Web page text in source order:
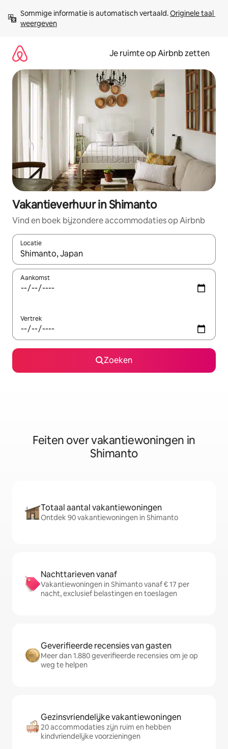
direct
naar
Sommige informatie is automatisch vertaald. Originele taal
weergeven
Je ruimte op Airbnb zetten
Vakantieverhuur in Shimanto
Vind en boek bijzondere accommodaties op Airbnb
Locatie
Wanneer er suggesties beschikbaar zijn, maak je een keuze
Aankomst
Vertrek
Zoeken
Feiten over vakantiewoningen in
Shimanto
Totaal aantal vakantiewoningen
Ontdek 90 vakantiewoningen in Shimanto
Nachttarieven vanaf
Vakantiewoningen in Shimanto vanaf € 17 per
nacht, exclusief belastingen en toeslagen
Geverifieerde recensies van gasten
Meer dan 1.880 geverifieerde recensies om je op
weg te helpen
Gezinsvriendelijke vakantiewoningen
20 accommodaties zijn ruim en hebben
kindvriendelijke voorzieningen